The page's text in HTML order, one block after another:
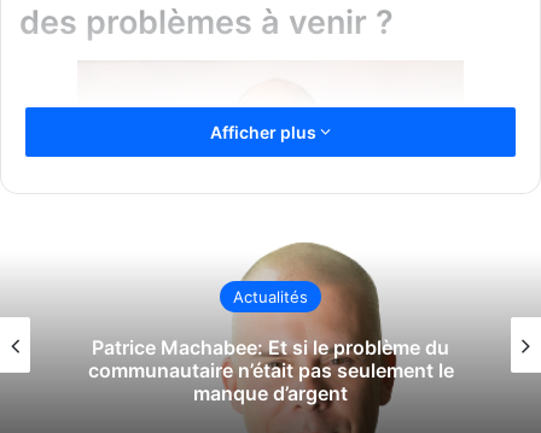
des problèmes à venir ?
Afficher plus
Actualités
Patrice Machabee: Et si le problème du
communautaire n’était pas seulement le
manque d’argent